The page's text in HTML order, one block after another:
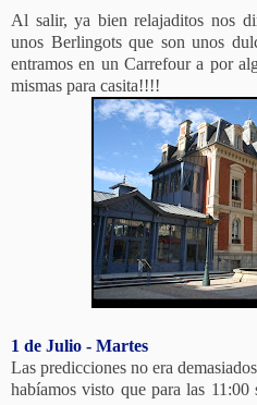
Al salir, ya bien relajaditos nos
unos Berlingots que son unos
entramos en un Carrefour a por
mismas para casita!!!!
1 de Julio - Martes
Las predicciones no era
habíamos visto que para las